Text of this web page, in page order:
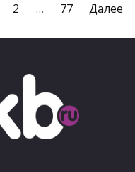
2 … 77 Далее